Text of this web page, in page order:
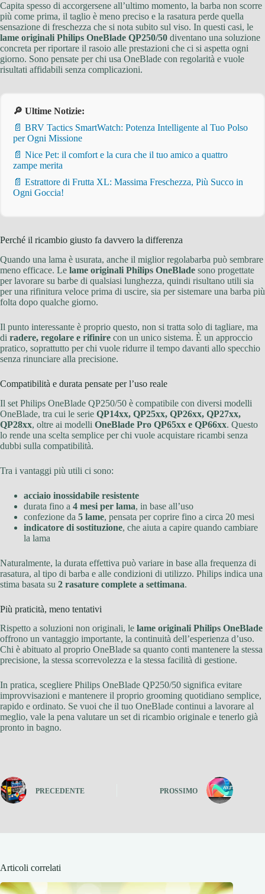
Capita spesso di accorgersene all’ultimo momento, la barba non scorre
più come prima, il taglio è meno preciso e la rasatura perde quella
sensazione di freschezza che si nota subito sul viso. In questi casi, le
lame originali Philips OneBlade QP250/50 diventano una soluzione
concreta per riportare il rasoio alle prestazioni che ci si aspetta ogni
giorno. Sono pensate per chi usa OneBlade con regolarità e vuole
risultati affidabili senza complicazioni.
🔎 Ultime Notizie:
📄 BRV Tactics SmartWatch: Potenza Intelligente al Tuo Polso
per Ogni Missione
📄 Nice Pet: il comfort e la cura che il tuo amico a quattro
zampe merita
📄 Estrattore di Frutta XL: Massima Freschezza, Più Succo in
Ogni Goccia!
Perché il ricambio giusto fa davvero la differenza
Quando una lama è usurata, anche il miglior regolabarba può sembrare
meno efficace. Le lame originali Philips OneBlade sono progettate
per lavorare su barbe di qualsiasi lunghezza, quindi risultano utili sia
per una rifinitura veloce prima di uscire, sia per sistemare una barba più
folta dopo qualche giorno.
Il punto interessante è proprio questo, non si tratta solo di tagliare, ma
di radere, regolare e rifinire con un unico sistema. È un approccio
pratico, soprattutto per chi vuole ridurre il tempo davanti allo specchio
senza rinunciare alla precisione.
Compatibilità e durata pensate per l’uso reale
Il set Philips OneBlade QP250/50 è compatibile con diversi modelli
OneBlade, tra cui le serie QP14xx, QP25xx, QP26xx, QP27xx,
QP28xx, oltre ai modelli OneBlade Pro QP65xx e QP66xx. Questo
lo rende una scelta semplice per chi vuole acquistare ricambi senza
dubbi sulla compatibilità.
Tra i vantaggi più utili ci sono:
acciaio inossidabile resistente
durata fino a 4 mesi per lama, in base all’uso
confezione da 5 lame, pensata per coprire fino a circa 20 mesi
indicatore di sostituzione, che aiuta a capire quando cambiare
la lama
Naturalmente, la durata effettiva può variare in base alla frequenza di
rasatura, al tipo di barba e alle condizioni di utilizzo. Philips indica una
stima basata su 2 rasature complete a settimana.
Più praticità, meno tentativi
Rispetto a soluzioni non originali, le lame originali Philips OneBlade
offrono un vantaggio importante, la continuità dell’esperienza d’uso.
Chi è abituato al proprio OneBlade sa quanto conti mantenere la stessa
precisione, la stessa scorrevolezza e la stessa facilità di gestione.
In pratica, scegliere Philips OneBlade QP250/50 significa evitare
improvvisazioni e mantenere il proprio grooming quotidiano semplice,
rapido e ordinato. Se vuoi che il tuo OneBlade continui a lavorare al
meglio, vale la pena valutare un set di ricambio originale e tenerlo già
pronto in bagno.
PRECEDENTE PROSSIMO
Articoli correlati